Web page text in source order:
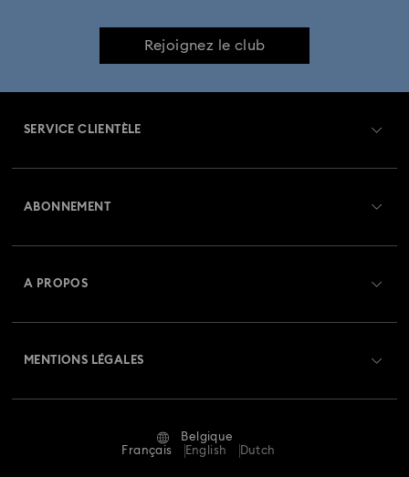
Rejoignez le club
SERVICE CLIENTÈLE
Retours et échanges
Statut de réparation
ABONNEMENT
A PROPOS
MENTIONS LÉGALES
Conditions Générales
Belgique
Français
English Dutch